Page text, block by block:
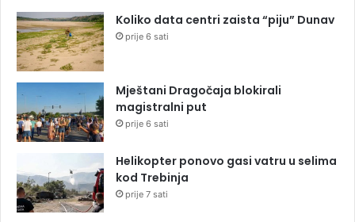
Koliko data centri zaista “piju” Dunav
prije 6 sati
Mještani Dragočaja blokirali
magistralni put
prije 6 sati
Helikopter ponovo gasi vatru u selima
kod Trebinja
prije 7 sati